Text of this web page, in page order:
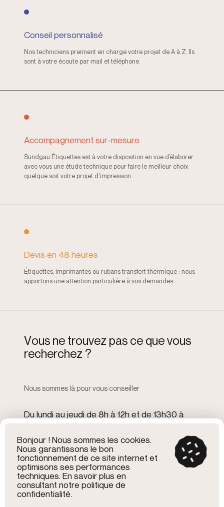
Bonjour ! Nous sommes les cookies.
Nous garantissons le bon
fonctionnement de ce site internet et
optimisons ses performances
techniques. En savoir plus en
consultant notre politique de
confidentialité.
Conseil personnalisé
Nos techniciens prennent en charge votre projet de A à Z. Ils
sont à votre écoute par mail et téléphone.
Accompagnement sur-mesure
Sundgau Étiquettes est à votre disposition en vue d’élaborer
avec vous une étude technique pour faire le meilleur choix
quelque soit votre projet d'impression.
Devis en 48 heures
Étiquettes, imprimantes ou rubans transfert thermique : nous
apportons une attention particulière à vos demandes.
Vous ne trouvez pas ce quevous
recherchez ?
Nous sommes là pour vous conseiller
Du lundi au jeudi de 8h à 12h et de 13h30 à
17h30
Le vendredi de 8h à 12h et de 13h30 à 16h
7 rue de Niederlarg
68580 Bisel
03 89 07 66 48